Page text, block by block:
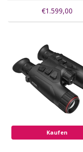
€1.599,00
Kaufen